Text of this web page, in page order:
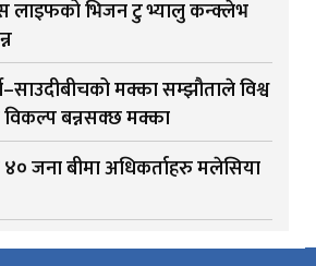
लाइफको भिजन टु भ्यालु कन्क्लेभ
मक्का सम्झौताले विश्व
विकल्प बन्नसक्छ मक्का
जना बीमा अधिकर्ताहरु मलेसिया